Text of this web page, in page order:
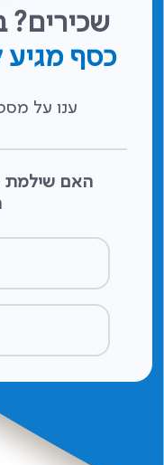
שכירים?
כסף מגיע
ענו על